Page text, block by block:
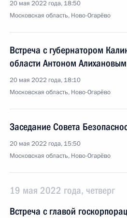
20 мая 2022 года, 18:50
Московская область, Ново-Огарёво
Встреча с губернатором
области Антоном Алихановым
20 мая 2022 года, 18:10
Московская область, Ново-Огарёво
Заседание Совета
20 мая 2022 года, 15:50
Московская область, Ново-Огарёво
19 мая 2022 года, четверг
Встреча с главой